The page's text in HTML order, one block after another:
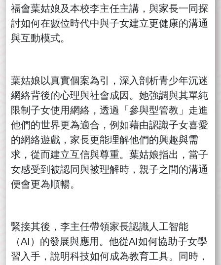
福會葉姑娘及本校李主任主講，與家長一同探
討如何在數位時代中與子女建立更健康的溝通
與互動模式。
葉姑娘以真實個案為引，深入剖析青少年沉迷
網絡背後的心理與社會成因。她強調與其單純
限制子女使用網絡，透過「參與型管教」走進
他們的世界更為適合，例如藉由認識子女喜愛
的網絡遊戲，家長更能理解他們的興趣與需
求，從而建立互信與尊重。葉姑娘指出，當子
女感受到被認同與被理解時，親子之間的溝通
便會更為順暢。
緊接其後，李主任帶領家長認識人工智能
（AI）的發展與應用。他從AI如何協助子女學
習入手，說明科技如何成為教育工具。同時，